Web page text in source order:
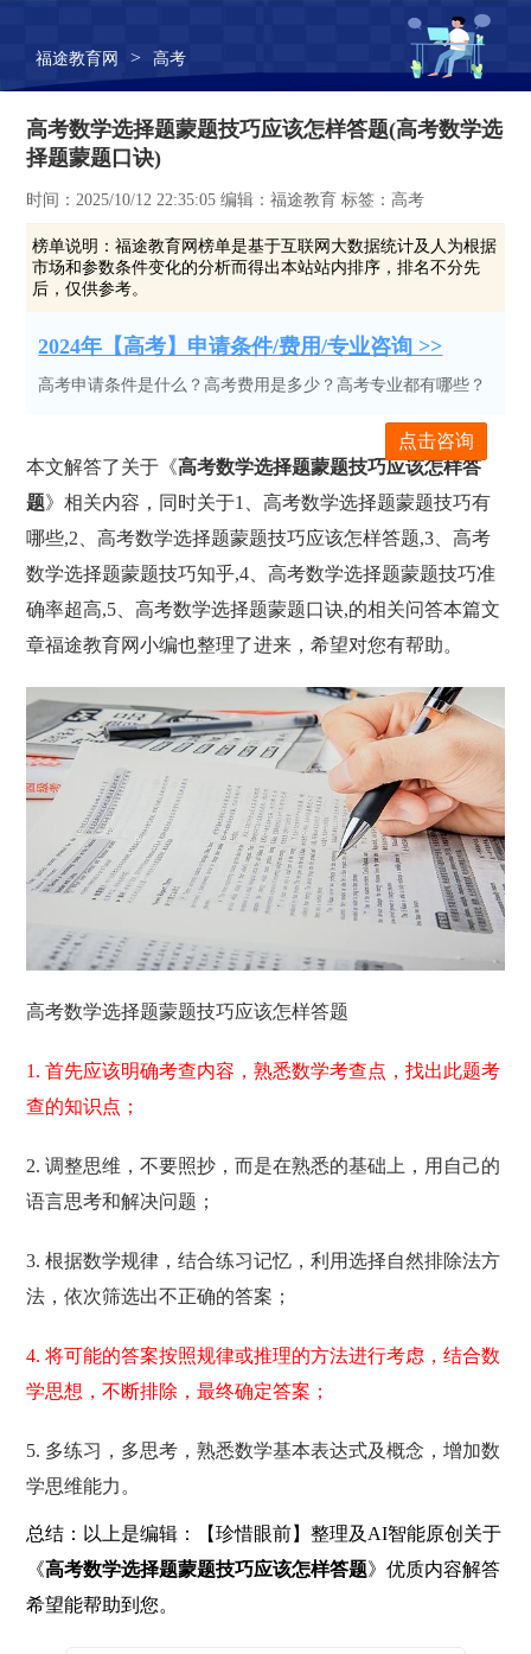
福途教育网 > 高考
高考数学选择题蒙题技巧应该怎样答题(高考数学选
择题蒙题口诀)
时间：2025/10/12 22:35:05 编辑：福途教育 标签：高考
榜单说明：福途教育网榜单是基于互联网大数据统计及人为根据
市场和参数条件变化的分析而得出本站站内排序，排名不分先
后，仅供参考。
2024年【高考】申请条件/费用/专业咨询 >>
高考申请条件是什么？高考费用是多少？高考专业都有哪些？
点击咨询
本文解答了关于《高考数学选择题蒙题技巧应该怎样答
题》相关内容，同时关于1、高考数学选择题蒙题技巧有
哪些,2、高考数学选择题蒙题技巧应该怎样答题,3、高考
数学选择题蒙题技巧知乎,4、高考数学选择题蒙题技巧准
确率超高,5、高考数学选择题蒙题口诀,的相关问答本篇文
章福途教育网小编也整理了进来，希望对您有帮助。
高考数学选择题蒙题技巧应该怎样答题
1. 首先应该明确考查内容，熟悉数学考查点，找出此题考
查的知识点；
2. 调整思维，不要照抄，而是在熟悉的基础上，用自己的
语言思考和解决问题；
3. 根据数学规律，结合练习记忆，利用选择自然排除法方
法，依次筛选出不正确的答案；
4. 将可能的答案按照规律或推理的方法进行考虑，结合数
学思想，不断排除，最终确定答案；
5. 多练习，多思考，熟悉数学基本表达式及概念，增加数
学思维能力。
总结：以上是编辑：【珍惜眼前】整理及AI智能原创关于
《高考数学选择题蒙题技巧应该怎样答题》优质内容解答
希望能帮助到您。